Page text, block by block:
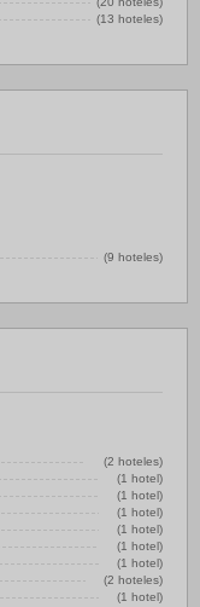
(13 hoteles)
(9 hoteles)
(2 hoteles)
(1 hotel)
(1 hotel)
(1 hotel)
(1 hotel)
(1 hotel)
(1 hotel)
(2 hoteles)
(1 hotel)